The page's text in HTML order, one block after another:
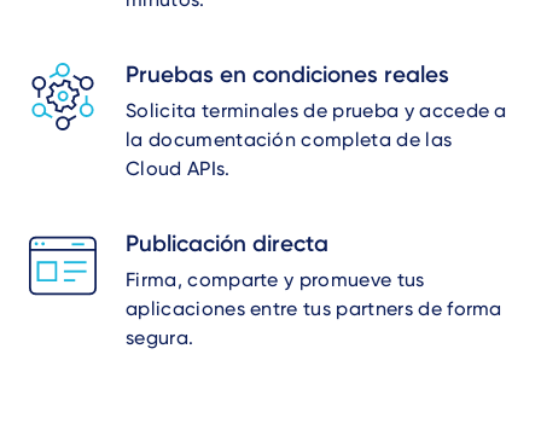
Pruebas en condiciones reales
Solicita terminales de prueba y accede a
la documentación completa de las
Cloud APIs.
Publicación directa
Firma, comparte y promueve tus
aplicaciones entre tus partners de forma
segura.